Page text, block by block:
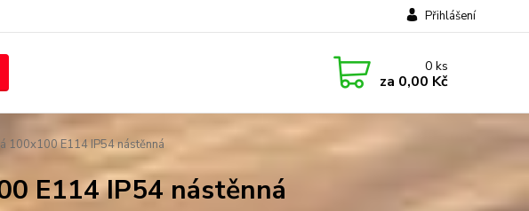
Přihlášení
0ks
za 0,00 Kč
100x100 E114 IP54 nástěnná
E114 IP54 nástěnná